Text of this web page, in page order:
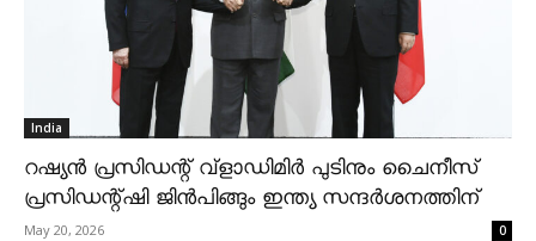
India
റഷ്യൻ പ്രസിഡന്റ് വ്‌ളാഡിമിർ പുടിനും ചൈനീസ്
പ്രസിഡന്റ്ഷി ജിൻപിങ്ങും ഇന്ത്യ സന്ദർശനത്തിന്
May 20, 2026 0